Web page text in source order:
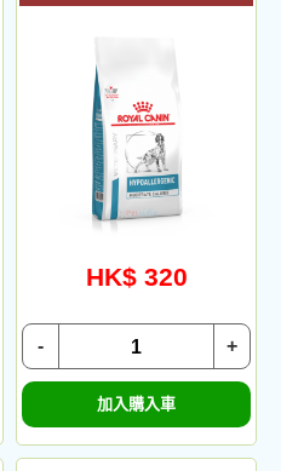
HK$ 320
+
-
加入購入車